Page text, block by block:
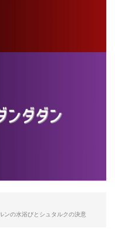
ンの水浴びとシュタルクの決意